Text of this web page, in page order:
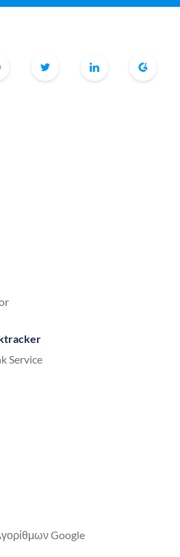
Service
Google